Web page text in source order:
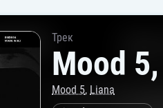
Трек
Mood
Mood 5, Liana